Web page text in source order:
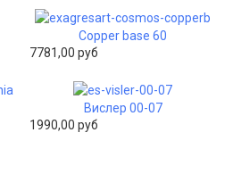
Copper base 60
7781,00 руб
Вислер 00-07
1990,00 руб